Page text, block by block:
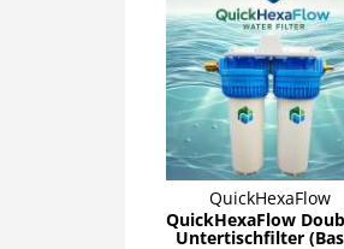
QuickHexaFlow
QuickHexaFlow
Untertischfilter